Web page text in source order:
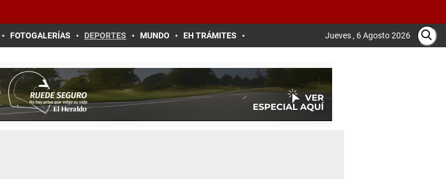
FOTOGALERÍAS DEPORTES MUNDO EH TRÁMITES Jueves , 6 Agosto 2026